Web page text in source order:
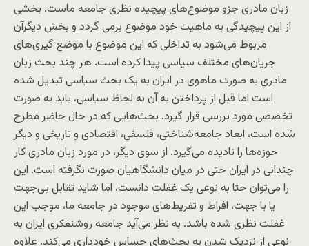
زبان مادری جزو موضوع‌های پیچیده نظری جامعه ماست. بخشی
از این پیچیدگی به ماهیت خود موضوع برمی گردد و بخش دیگرآن
مربوط می‌شود به تداخلی که این موضوع با موضع گیری‌های
جریان‌های مختلف سیاسی پیدا کرده است. هر چند بحث زبان
مادری به صورت ماهوی در ایران به یک بحث سیاسی تبدیل شده
است اما قبل از پرداختن به آن به لحاظ سیاسی، باید به صورت
تخصصی مورد بررسی قرار گیرد. بحث‌هایی که در حال حاضر مطرح
شده است، ابعاد جامعه‌شناختی، فلسفی، اقتصادی و تاریخی و دیگر
حوزه‌ها را نادیده می‌گیرد. از سوی دیگر، در مورد زبان مادری کار
چندانی در ایران حتی در میان دانشگاهیان صورت نگرفته است. این
را می‌توان حتا به نوعی یک غفلت دانست، اما شاید تقابل بی‌جهت
یا با جهت، افراط و تفریط‌های موجود در جامعه ما، موجب این
غفلت نظری شده باشد. به نظر می‌آید جامعه روشنفکری ایران به
نوعی از نزدیک شدن به بحث‌های حساس خودداری می‌کند. علاوه